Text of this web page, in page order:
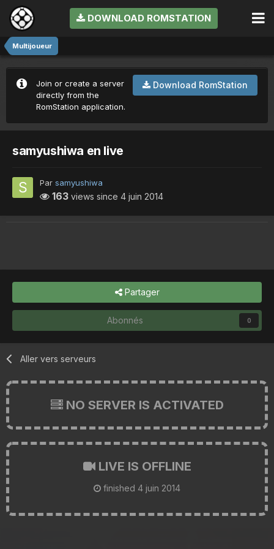
DOWNLOAD ROMSTATION
Multijoueur
Download RomStation
Join or create a server
directly from the
RomStation application.
samyushiwa en live
Par samyushiwa
163 views since 4 juin 2014
Partager
Abonnés 0
Aller vers serveurs
NO SERVER IS ACTIVATED
LIVE IS OFFLINE
finished 4 juin 2014